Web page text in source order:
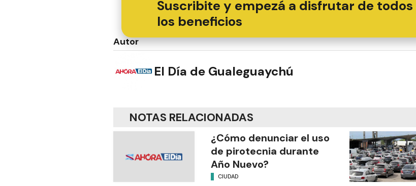
Suscribite y empezá a disfrutar de todos
los beneficios
Autor
El Día de Gualeguaychú
NOTAS RELACIONADAS
¿Cómo denunciar el uso
de pirotecnia durante
Año Nuevo?
CIUDAD